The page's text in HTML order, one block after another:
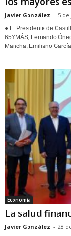
Javier González - 5 de
● El Presidente de
65YMÁS, Fernando
Mancha, Emiliano
Economía
La salud
Javier González - 28